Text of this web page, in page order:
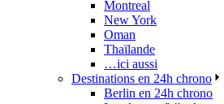
Montreal
New York
Oman
Thaïlande
…ici aussi
Destinations en 24h chrono
Berlin en 24h chrono